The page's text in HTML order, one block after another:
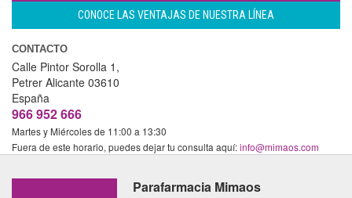
CONOCE LAS VENTAJAS DE NUESTRA LÍNEA
CONTACTO
Calle Pintor Sorolla 1,
Petrer Alicante 03610
España
966 952 666
Martes y Miércoles de 11:00 a 13:30
Fuera de este horario, puedes dejar tu consulta aquí:info@mimaos.com
Parafarmacia Mimaos